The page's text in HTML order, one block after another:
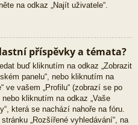
na odkaz „Najít uživatele“.
příspěvky a témata?
buď kliknutím na odkaz „Zobrazit
panelu“, nebo kliknutím na
ve vašem „Profilu“ (zobrazí se po
kliknutím na odkaz „Vaše
která se nachází nahoře na fóru.
„Rozšířené vyhledávání“, na